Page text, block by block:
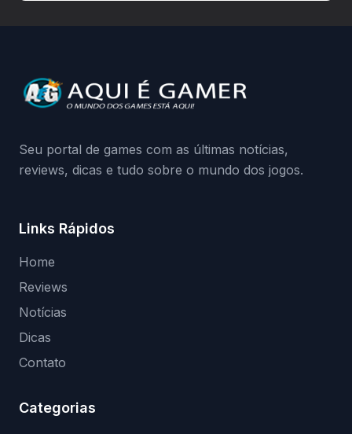
da Playground: negação do preload,
medidas contra acessos não autorizados
Seu portal de games com as últimas notícias,
reviews, dicas e tudo sobre o mundo dos jogos.
Links Rápidos
Home
Reviews
Notícias
Dicas
Contato
Categorias